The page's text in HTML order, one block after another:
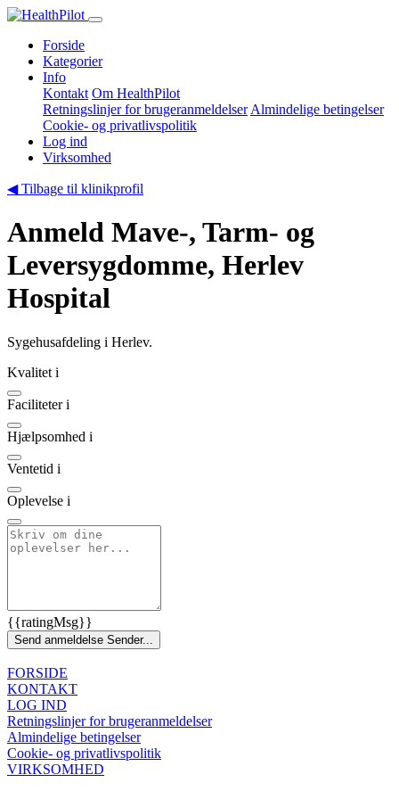
Forside
Kategorier
Info
Kontakt Om HealthPilot
Retningslinjer for brugeranmeldelser Almindelige betingelser
Cookie- og privatlivspolitik
Log ind
Virksomhed
◀ Tilbage til klinikprofil
Anmeld Mave-, Tarm- og
Leversygdomme, Herlev
Hospital
Sygehusafdeling i Herlev.
Kvalitet i
Faciliteteri
Hjælpsomhed i
Ventetid i
Oplevelse i
{{ratingMsg}}
Send anmeldelse Sender...
FORSIDE
KONTAKT
LOG IND
Retningslinjer for brugeranmeldelser
Almindelige betingelser
Cookie- og privatlivspolitik
VIRKSOMHED